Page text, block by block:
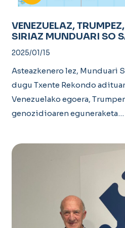
VENEZUELAZ,
SIRIAZ MUNDUARI SO
2025/01/15
Asteazkenero lez, Munduari
dugu Txente Rekondo
Venezuelako egoera,
genozidioaren eguneraketa…